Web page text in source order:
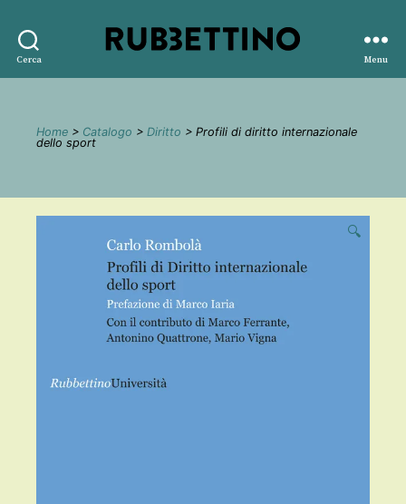
Cerca
editore
Menu
Home > Catalogo > Diritto > Profili di diritto internazionale
dello sport
🔍